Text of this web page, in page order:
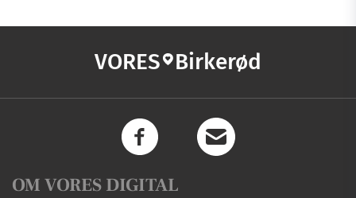
VORES Birkerød
OM VORES DIGITAL